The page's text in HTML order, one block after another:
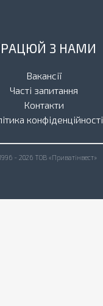
З НАМИ
Вакансії
Часті запитання
Контакти
конфіденційності
- 2026 ТОВ «Приватінвест»